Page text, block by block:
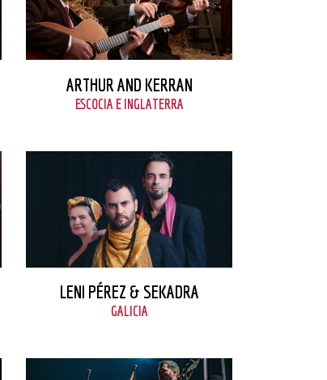
ARTHUR AND KERRAN
ESCOCIA E INGLATERRA
LENI PÉREZ & SEKADRA
GALICIA